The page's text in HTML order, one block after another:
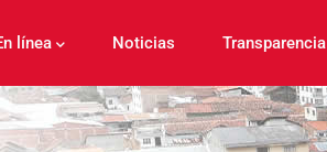
línea Noticias Transparencia